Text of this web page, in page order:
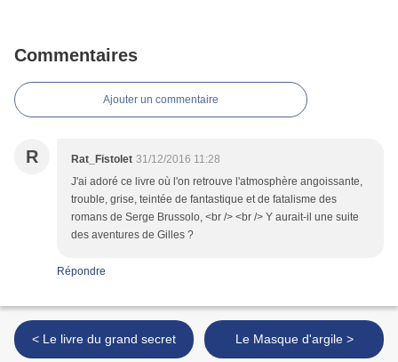
Commentaires
Ajouter un commentaire
R Rat_Fistolet 31/12/2016 11:28
J'ai adoré ce livre où l'on retrouve l'atmosphère angoissante,
trouble, grise, teintée de fantastique et de fatalisme des
romans de Serge Brussolo, <br /> <br /> Y aurait-il une suite
des aventures de Gilles ?
Répondre
< Le livre du grand secret Le Masque d'argile >